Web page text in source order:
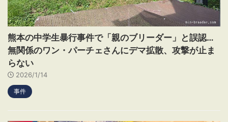
熊本の中学生暴行事件で「親のブリーダー」と誤認…
無関係のワン・パーチェさんにデマ拡散、攻撃が止ま
らない
2026/1/14
事件